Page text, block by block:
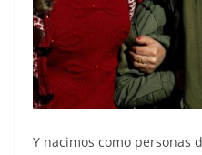
Y nacimos como personas